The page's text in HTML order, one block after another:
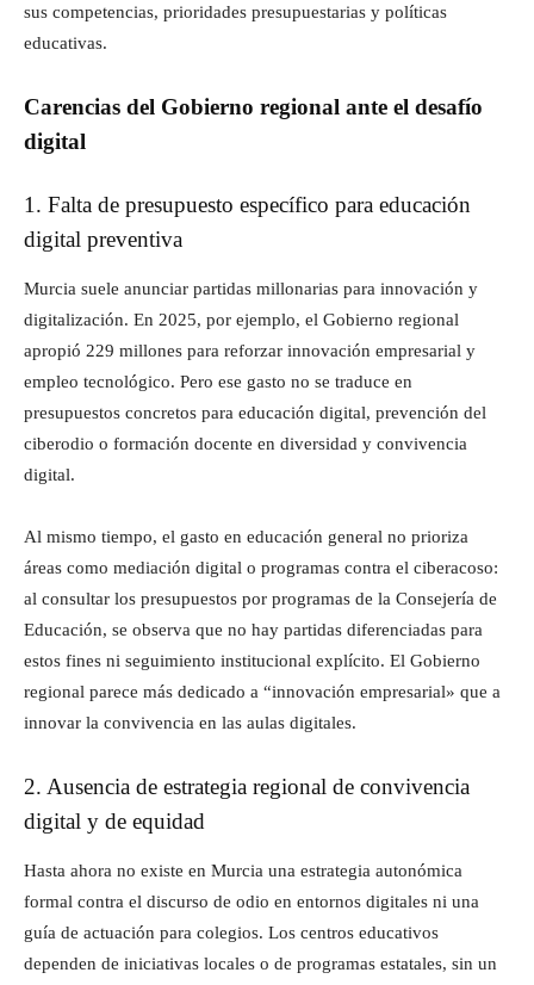
sus competencias, prioridades presupuestarias y políticas
educativas.
Carencias del Gobierno regional ante el desafío
digital
1. Falta de presupuesto específico para educación
digital preventiva
Murcia suele anunciar partidas millonarias para innovación y
digitalización. En 2025, por ejemplo, el Gobierno regional
apropió 229 millones para reforzar innovación empresarial y
empleo tecnológico. Pero ese gasto no se traduce en
presupuestos concretos para educación digital, prevención del
ciberodio o formación docente en diversidad y convivencia
digital.
Al mismo tiempo, el gasto en educación general no prioriza
áreas como mediación digital o programas contra el ciberacoso:
al consultar los presupuestos por programas de la Consejería de
Educación, se observa que no hay partidas diferenciadas para
estos fines ni seguimiento institucional explícito. El Gobierno
regional parece más dedicado a “innovación empresarial» que a
innovar la convivencia en las aulas digitales.
2. Ausencia de estrategia regional de convivencia
digital y de equidad
Hasta ahora no existe en Murcia una estrategia autonómica
formal contra el discurso de odio en entornos digitales ni una
guía de actuación para colegios. Los centros educativos
dependen de iniciativas locales o de programas estatales, sin un